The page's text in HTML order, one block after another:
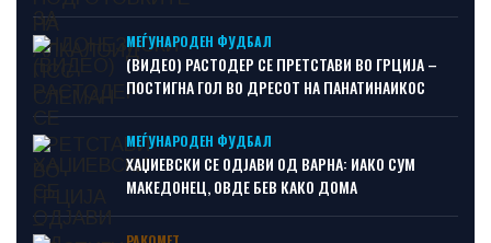
МЕЃУНАРОДЕН ФУДБАЛ
(ВИДЕО) РАСТОДЕР СЕ ПРЕТСТАВИ ВО ГРЦИЈА –
ПОСТИГНА ГОЛ ВО ДРЕСОТ НА ПАНАТИНАИКОС
МЕЃУНАРОДЕН ФУДБАЛ
ХАЏИЕВСКИ СЕ ОДЈАВИ ОД ВАРНА: ИАКО СУМ
МАКЕДОНЕЦ, ОВДЕ БЕВ КАКО ДОМА